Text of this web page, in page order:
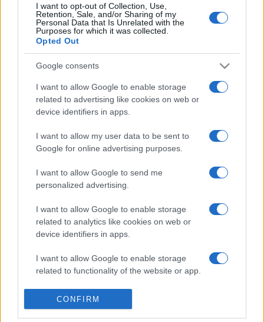
I want to opt-out of Collection, Use,
Retention, Sale, and/or Sharing of my
Personal Data that Is Unrelated with the
Purposes for which it was collected.
Opted Out
Google consents
I want to allow Google to enable storage
related to advertising like cookies on web or
device identifiers in apps.
I want to allow my user data to be sent to
Google for online advertising purposes.
I want to allow Google to send me
personalized advertising.
I want to allow Google to enable storage
related to analytics like cookies on web or
device identifiers in apps.
I want to allow Google to enable storage
related to functionality of the website or app.
I want to allow Google to enable storage
related to personalization.
CONFIRM
Medgyesi Gergely, a Hortobágyi Nonprofit Kft. ügyvezetője
rámutatott: több ünnep is van az idén a Hortobágyon. Azon
túl, hogy 50 éves a lovasnapok programsorozata, 100 éves
a híres debreceni ötösfogat hintója és 200 éve kezdődött
meg a nóniusz ló tenyésztése.
Az 50. Hortobágyi Lovasnapok július 10-e estig tartó
programjában többek között díjugratás, hortobágyi csikósok
versenye, hagyományőrzők bemutatója, fogathajtó verseny
Forrás: MTI